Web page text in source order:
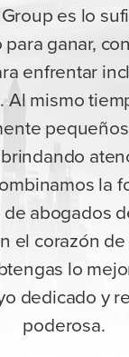
es lo
ganar,
enfrentar
Al mismo
la
abogados
el corazón
lo
dedicado y
poderosa.